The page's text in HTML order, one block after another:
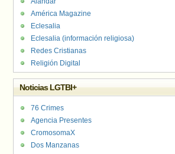
América Magazine
Eclesalia
Eclesalia (información religiosa)
Redes Cristianas
Religión Digital
Noticias LGTBI+
76 Crimes
Agencia Presentes
CromosomaX
Dos Manzanas